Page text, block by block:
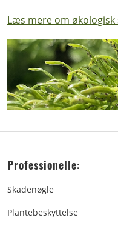
Læs mere om
Professionelle:
Skadenøgle
Plantebeskyttelse